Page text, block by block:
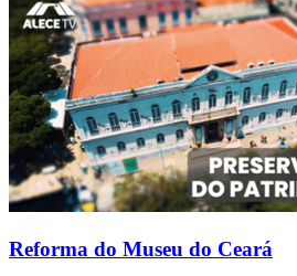
Reforma do Museu do Ceará